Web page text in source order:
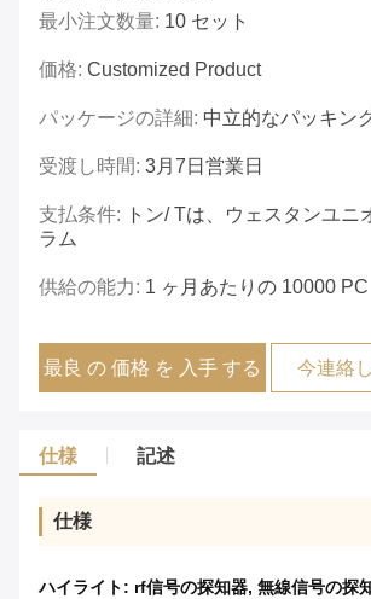
最小注文数量: 10 セット
価格: Customized Product
パッケージの詳細: 中立的なパッキン
受渡し時間: 3月7日営業日
支払条件:
トン/ Tは、ウェスタンユニ
ラム
供給の能力: 1 ヶ月あたりの 10000 PC
最良 の 価格 を 入手 する 今連絡
仕様 記述
仕様
ハイライト: rf信号の探知器, 無線信号の探